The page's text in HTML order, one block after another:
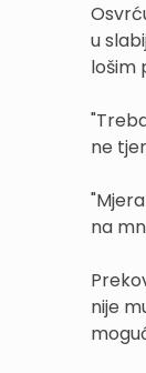
u
lošim
ne
na
nije